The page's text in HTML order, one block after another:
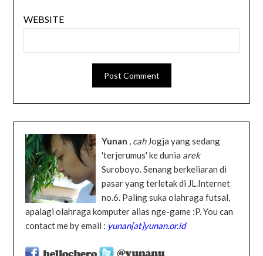
WEBSITE
Yunan cahJogja yang sedang
'terjerumus' ke dunia arek
Suroboyo. Senang berkeliaran di
pasar yang terletak di JL.Internet
no.6. Paling suka olahraga futsal,
apalagi olahraga komputer alias nge-game :P. You can
contact me by email : yunan[at]yunan.or.id